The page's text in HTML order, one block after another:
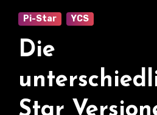
Pi-Star YCS
Die